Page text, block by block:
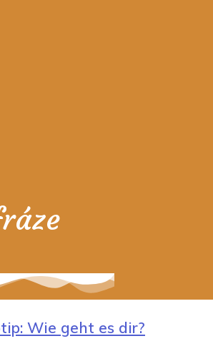
Wie geht es dir?